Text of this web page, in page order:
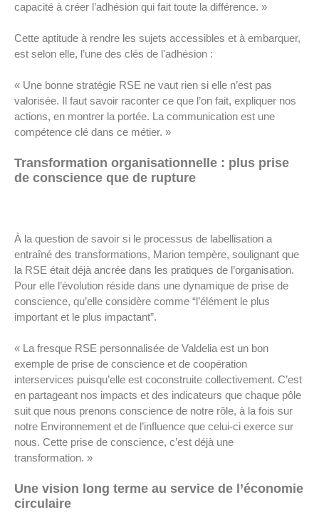
capacité à créer l’adhésion qui fait toute la différence. »
Cette aptitude à rendre les sujets accessibles et à embarquer,
est selon elle, l’une des clés de l'adhésion :
« Une bonne stratégie RSE ne vaut rien si elle n’est pas
valorisée. Il faut savoir raconter ce que l’on fait, expliquer nos
actions, en montrer la portée. La communication est une
compétence clé dans ce métier. »
Transformation organisationnelle : plus prise
de conscience que de rupture
À la question de savoir si le processus de labellisation a
entraîné des transformations, Marion tempère, soulignant que
la RSE était déjà ancrée dans les pratiques de l’organisation.
Pour elle l’évolution réside dans une dynamique de prise de
conscience, qu’elle considère comme “l’élément le plus
important et le plus impactant”.
« La fresque RSE personnalisée de Valdelia est un bon
exemple de prise de conscience et de coopération
interservices puisqu’elle est coconstruite collectivement. C’est
en partageant nos impacts et des indicateurs que chaque pôle
suit que nous prenons conscience de notre rôle, à la fois sur
notre Environnement et de l’influence que celui-ci exerce sur
nous. Cette prise de conscience, c’est déjà une
transformation. »
Une vision long terme au service de l’économie
circulaire